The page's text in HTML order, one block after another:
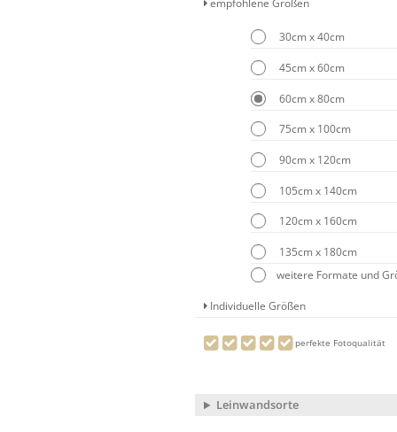
30cm x 40cm
45cm x 60cm
60cm x 80cm
75cm x 100cm
90cm x 120cm
105cm x 140cm
120cm x 160cm
135cm x 180cm
weitere Formate und
Individuelle Größen
perfekte Fotoqualität
Leinwandsorte